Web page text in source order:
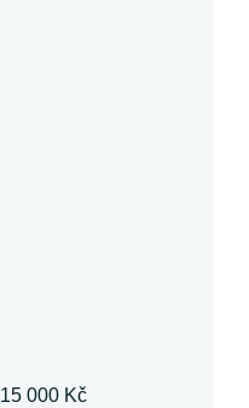
15 000 Kč